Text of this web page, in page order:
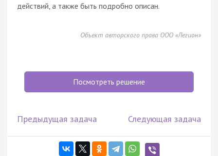
действий, а также быть подробно описан.
Объект авторского права ООО «Легион»
Посмотреть решение
Предыдущая задача Следующая задача